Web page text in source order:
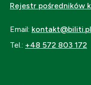
Rejestr pośredników
Email: kontakt@biliti.pl
Tel.: +48 572 803 172